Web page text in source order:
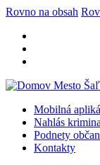
Rovno na obsah
Mobilná
Nahlás
Podnety
Kontakty